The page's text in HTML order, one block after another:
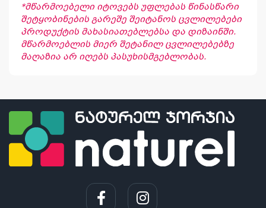
*მწარმოებელი იტოვებს უფლებას წინასწარი
შეტყობინების გარეშე შეიტანოს ცვლილებები
პროდუქტის მახასიათებლებსა და დიზაინში.
მწარმოებლის მიერ შეტანილ ცვლილებებზე
მაღაზია არ იღებს პასუხისმგებლობას.